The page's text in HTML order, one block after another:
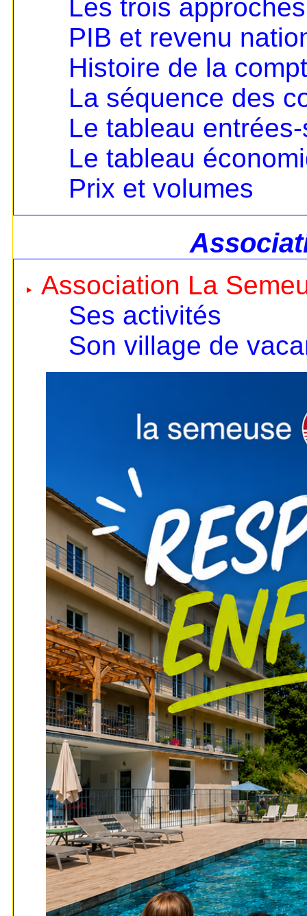
Les trois
PIB et revenu
Histoire de la
La séquence des
Le tableau
Le tableau
Prix et volumes
Association La
Ses activités
Son village de